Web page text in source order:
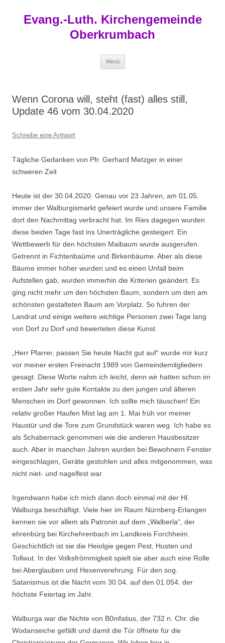
springen
Evang.-Luth. Kirchengemeinde
Oberkrumbach
Menü
Wenn Corona will, steht (fast) alles still,
Update 46 vom 30.04.2020
Schreibe eine Antwort
Tägliche Gedanken von Pfr. Gerhard Metzger in einer
schweren Zeit
Heute ist der 30.04.2020. Genau vor 23 Jahren, am 01.05.
immer der Walburgismarkt gefeiert wurde und unsere Familie
dort den Nachmittag verbracht hat. Im Ries dagegen wurden
diese beiden Tage fast ins Unerträgliche gesteigert. Ein
Wettbewerb für den höchsten Maibaum wurde ausgerufen.
Getrennt in Fichtenbaüme und Birkenbäume. Aber als diese
Bäume immer höher wurden und es einen Unfall beim
Aufstellen gab, wurden immerhin die Kriterien geändert. Es
ging nicht mehr um den höchsten Baum, sondern um den am
schönsten gestalteten Baum am Vorplatz. So fuhren der
Landrat und einige weitere wichtige Personen zwei Tage lang
von Dorf zu Dorf und bewerteten diese Kunst.
„Herr Pfarrer, passen Sie heute Nacht gut auf“ wurde mir kurz
vor meiner ersten Freinacht 1989 von Gemeindemitgliedern
gesagt. Diese Worte nahm ich leicht, denn wir hatten schon im
ersten Jahr sehr gute Kontakte zu den jungen und älteren
Menschen im Dorf gewonnen. Ich sollte mich täuschen! Ein
relativ großer Haufen Mist lag am 1. Mai früh vor meiner
Haustür und die Tore zum Grundstück waren weg. Ich habe es
als Schabernack genommen wie die anderen Hausbesitzer
auch. Aber in manchen Jahren wurden bei Bewohnern Fenster
eingeschlagen, Geräte gestohlen und alles mitgenommen, was
nicht niet- und nagelfest war.
Irgendwann habe ich mich dann doch einmal mit der Hl.
Walburga beschäftigt. Viele hier im Raum Nürnberg-Erlangen
kennen sie vor allem als Patronin auf dem „Walberla“, der
ehrenbürg bei Kirchehrenbach im Landkreis Forchheim.
Geschichtlich ist sie die Heiolgie gegen Pest, Husten und
Tollwut. In der Volksfrömmigkeit spielt sie aber auch eine Rolle
bei Aberglauben und Hexenverehrung. Für den sog.
Satanismus ist die Nacht vom 30.04. auf den 01.054. der
höchste Feiertag im Jahr.
Walburga war die Nichte von B0nifatius, der 732 n. Chr. die
Wodanseiche gefällt und damit die Tür öffnete für die